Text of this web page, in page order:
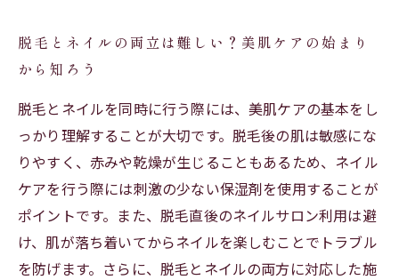
る実践テクニック
脱毛とネイルケアを両立して、見た目も心も輝
く毎日へ
脱毛とネイルの効果的なスケジュール管理でス
トレスフリーに
美肌を守るために知っておきたい脱毛とネイル
の注意点まとめ
脱毛とネイルの両立は難しい？美肌ケアの始まり
から知ろう
脱毛とネイルを同時に行う際には、美肌ケアの基本をし
っかり理解することが大切です。脱毛後の肌は敏感にな
りやすく、赤みや乾燥が生じることもあるため、ネイル
ケアを行う際には刺激の少ない保湿剤を使用することが
ポイントです。また、脱毛直後のネイルサロン利用は避
け、肌が落ち着いてからネイルを楽しむことでトラブル
を防げます。さらに、脱毛とネイルの両方に対応した施